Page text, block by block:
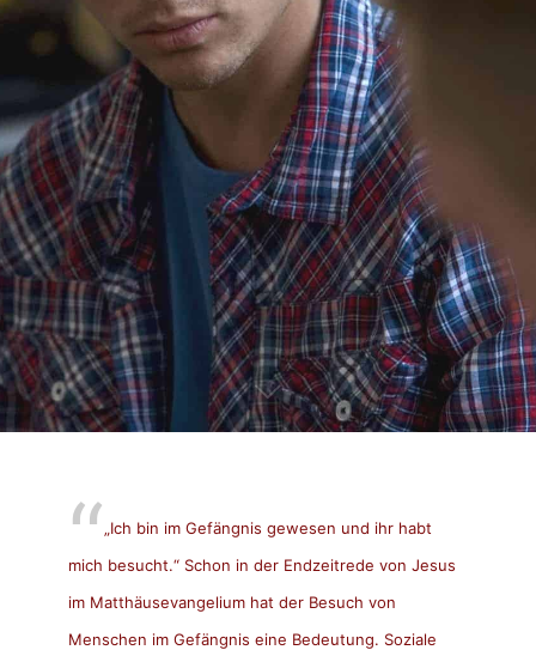
„Ich bin im Gefängnis gewesen und ihr habt
mich besucht.“ Schon in der Endzeitrede von Jesus
im Matthäusevangelium hat der Besuch von
Menschen im Gefängnis eine Bedeutung. Soziale